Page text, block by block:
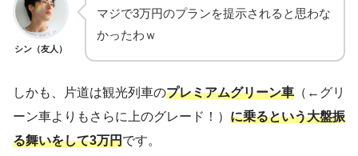
シン（友人）
マジで3万円のプランを提示されると思わな
かったわｗ
しかも、片道は観光列車のプレミアムグリーン車 （←グリ
ーン車よりもさらに上のグレード！） に乗るという大盤振
る舞いをして3万円です。